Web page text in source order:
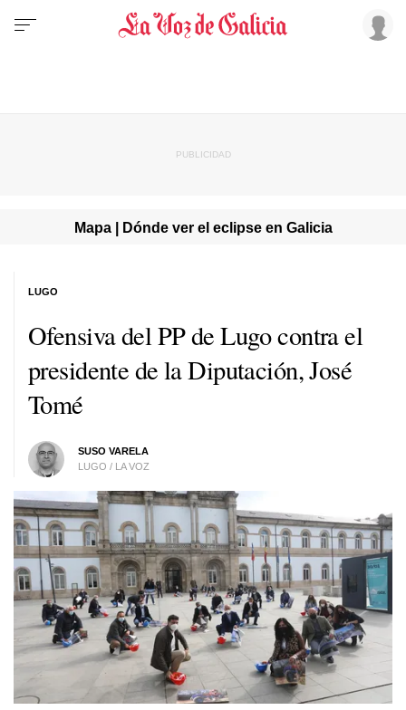
Mapa | Dónde ver el eclipse en Galicia
Ofensiva del PP de Lugo contra el
presidente de la Diputación, José
Tomé
SUSO VARELA
LUGO / LA VOZ
LUGO